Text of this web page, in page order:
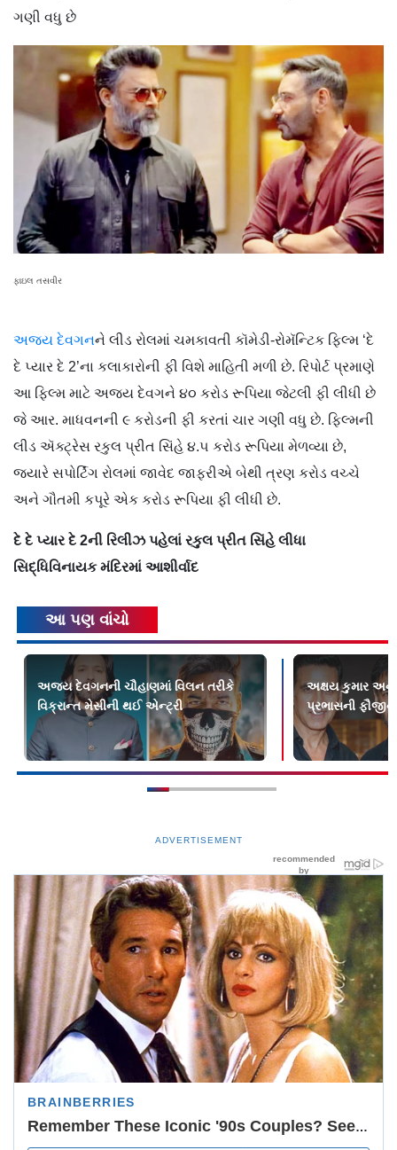
ગણી વધુ છે
ફાઇલ તસવીર
અજય દેવગનને લીડ રોલમાં ચમકાવતી કૉમેડી-રોમૅન્ટિક ફિલ્મ ‘દે
દે પ્યાર દે 2’ના કલાકારોની ફી વિશે માહિતી મળી છે. રિપોર્ટ પ્રમાણે
આ ફિલ્મ માટે અજય દેવગને ૪૦ કરોડ રૂપિયા જેટલી ફી લીધી છે
જે આર. માધવનની ૯ કરોડની ફી કરતાં ચાર ગણી વધુ છે. ફિલ્મની
લીડ ઍક્ટ્રેસ રકુલ પ્રીત સિંહે ૪.૫ કરોડ રૂપિયા મેળવ્યા છે,
જ્યારે સપોર્ટિંગ રોલમાં જાવેદ જાફરીએ બેથી ત્રણ કરોડ વચ્ચે
અને ગૌતમી કપૂરે એક કરોડ રૂપિયા ફી લીધી છે.
દે દે પ્યાર દે 2ની રિલીઝ પહેલાં રકુલ પ્રીત સિંહે લીધા
સિદ્ધિવિનાયક મંદિરમાં આશીર્વાદ
આ પણ વાંચો
અજય દેવગનની ચૌહાણમાં વિલન તરીકે
વિક્રાન્ત મેસીની થઈ એન્ટ્રી
અક્ષય કુમાર
પ્રભાસની
ADVERTISEMENT